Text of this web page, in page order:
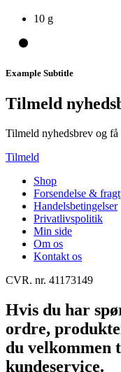
10 g
Example Subtitle
Tilmeld
Tilmeld nyhedsbrev og
Tilmeld
Shop
Forsendelse &
Handelsbetingelser
Privatlivspolitik
Min side
Om os
Kontakt os
CVR. nr. 41173149
Hvis du har
ordre,
du velkommen
kundeservice.